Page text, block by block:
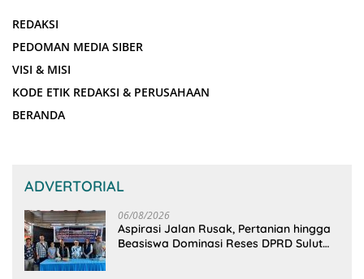
REDAKSI
PEDOMAN MEDIA SIBER
VISI & MISI
KODE ETIK REDAKSI & PERUSAHAAN
BERANDA
ADVERTORIAL
06/08/2026
Aspirasi Jalan Rusak, Pertanian hingga
Beasiswa Dominasi Reses DPRD Sulut